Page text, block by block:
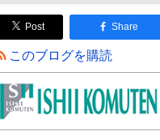
Post Share
このブログを購読